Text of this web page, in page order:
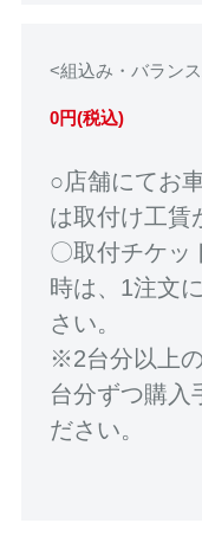
<組込み・バラン
0円(税込)
○店舗にてお
は取付け工賃
〇取付チケッ
時は、1注文
さい。
※2台分以上
台分ずつ購入
ださい。